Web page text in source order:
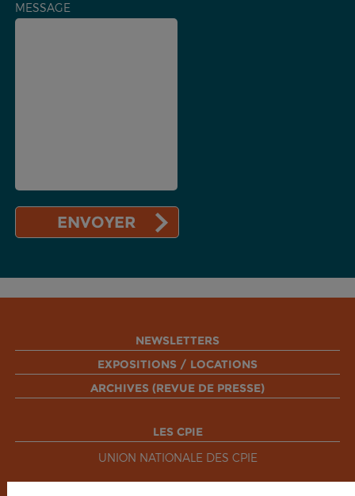
MESSAGE
NEWSLETTERS
EXPOSITIONS / LOCATIONS
ARCHIVES (REVUE DE PRESSE)
LES CPIE
UNION NATIONALE DES CPIE